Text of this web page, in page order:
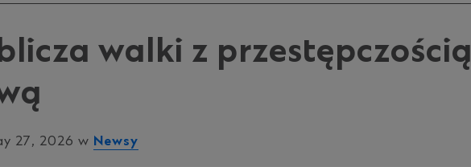
walki z przestępczością
27, 2026 w Newsy